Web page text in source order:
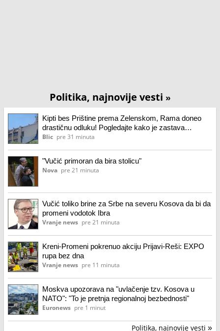
Politika, najnovije vesti »
Kipti bes Prištine prema Zelenskom, Rama doneo
drastičnu odluku! Pogledajte kako je zastava
Ukrajine skinuta sa zgrade u centru grada (video)
Blic pre 31 minuta
"Vučić primoran da bira stolicu"
Nova pre 21 minuta
Vučić toliko brine za Srbe na severu Kosova da bi da
promeni vodotok Ibra
Vranje news pre 21 minuta
Kreni-Promeni pokrenuo akciju Prijavi-Reši: EXPO
rupa bez dna
Vranje news pre 11 minuta
Moskva upozorava na "uvlačenje tzv. Kosova u
NATO": "To je pretnja regionalnoj bezbednosti"
Euronews pre 1 minut
Politika, najnovije vesti »